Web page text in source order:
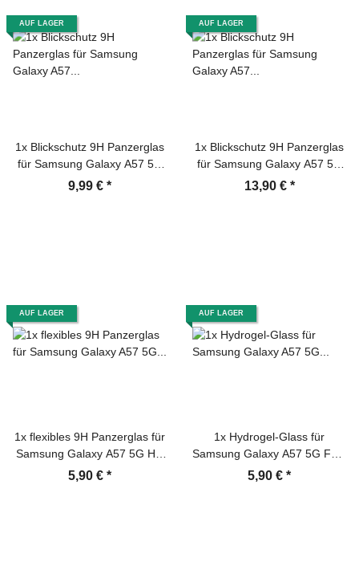
AUF LAGER
1x Blickschutz 9H Panzerglas
für Samsung Galaxy A57 5G
Anti-Spy Sichtschutz Privacy
9,99 € *
AUF LAGER
1x Blickschutz 9H Panzerglas
für Samsung Galaxy A57 5G
Full-Screen Anti-Spy Privacy
13,90 € *
AUF LAGER
1x flexibles 9H Panzerglas für
Samsung Galaxy A57 5G HD
klar Displayschutz Schutzglas
5,90 € *
AUF LAGER
1x Hydrogel-Glass für
Samsung Galaxy A57 5G Full-
Screen HD klar Schutzglas
5,90 € *